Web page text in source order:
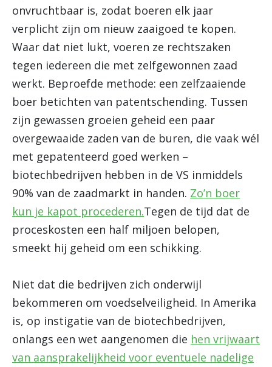
onvruchtbaar is, zodat boeren elk jaar
verplicht zijn om nieuw zaaigoed te kopen.
Waar dat niet lukt, voeren ze rechtszaken
tegen iedereen die met zelfgewonnen zaad
werkt. Beproefde methode: een zelfzaaiende
boer betichten van patentschending. Tussen
zijn gewassen groeien geheid een paar
overgewaaide zaden van de buren, die vaak wél
met gepatenteerd goed werken –
biotechbedrijven hebben in de VS inmiddels
90% van de zaadmarkt in handen. Zo’n boer
kun je kapot procederen.Tegen de tijd dat de
proceskosten een half miljoen belopen,
smeekt hij geheid om een schikking.
Niet dat die bedrijven zich onderwijl
bekommeren om voedselveiligheid. In Amerika
is, op instigatie van de biotechbedrijven,
onlangs een wet aangenomen die hen vrijwaart
van aansprakelijkheid voor eventuele nadelige